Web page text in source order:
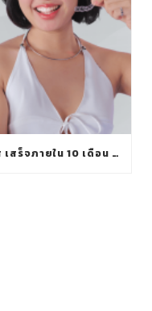
เปลี่ยนรอยยิ้มใหม่ยกเซ็ต : จัดฟันใส เสร็จภายใน 10 เดือน พร้อมทำวีเนียร์